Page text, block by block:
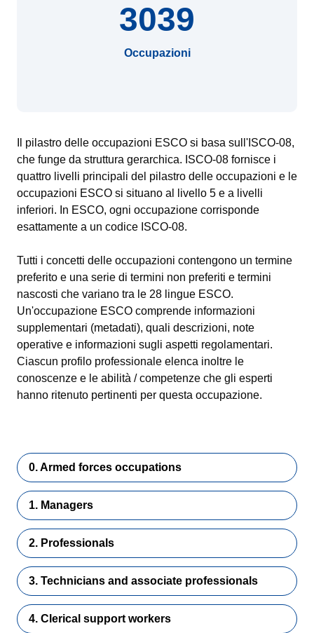
3039
Occupazioni
Il pilastro delle occupazioni ESCO si basa sull'ISCO-08,
che funge da struttura gerarchica. ISCO-08 fornisce i
quattro livelli principali del pilastro delle occupazioni e le
occupazioni ESCO si situano al livello 5 e a livelli
inferiori. In ESCO, ogni occupazione corrisponde
esattamente a un codice ISCO-08.
Tutti i concetti delle occupazioni contengono un termine
preferito e una serie di termini non preferiti e termini
nascosti che variano tra le 28 lingue ESCO.
Un'occupazione ESCO comprende informazioni
supplementari (metadati), quali descrizioni, note
operative e informazioni sugli aspetti regolamentari.
Ciascun profilo professionale elenca inoltre le
conoscenze e le abilità / competenze che gli esperti
hanno ritenuto pertinenti per questa occupazione.
0. Armed forces occupations
1. Managers
2. Professionals
3. Technicians and associate professionals
4. Clerical support workers